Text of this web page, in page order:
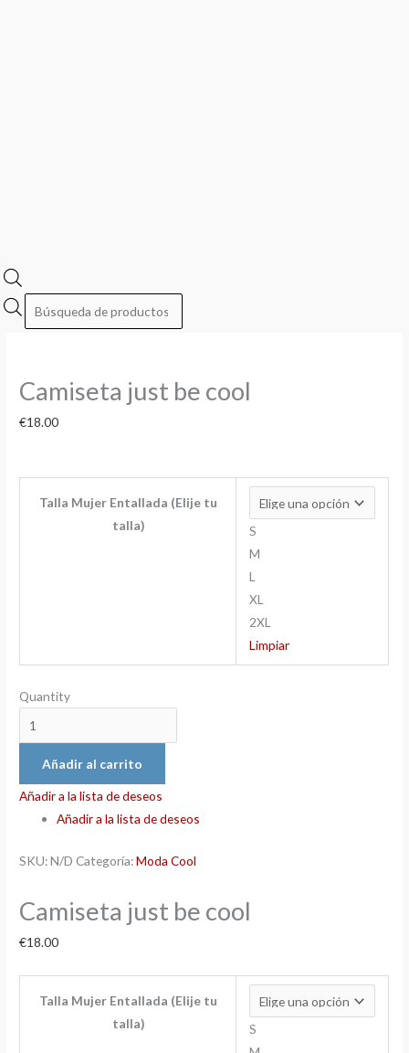
Camiseta just be cool
€18.00
Talla Mujer Entallada (Elije tu
talla)
S
M
L
XL
2XL
Limpiar
Quantity
Añadir al carrito
Añadir a la lista de deseos
Añadir a la lista de deseos
SKU:N/D Categoría:Moda Cool
Camiseta just be cool
€18.00
Talla Mujer Entallada (Elije tu
talla)
S